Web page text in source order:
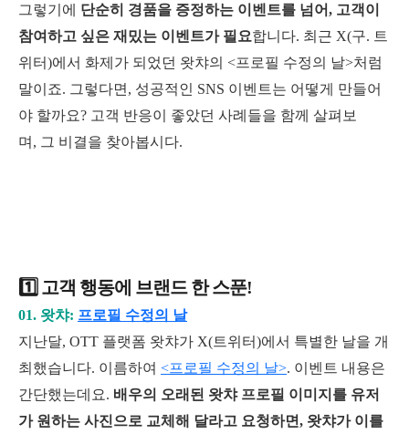
그렇기에 단순히 경품을 증정하는 이벤트를 넘어, 고객이
참여하고 싶은 재밌는 이벤트가 필요합니다. 최근 X(구. 트
위터)에서 화제가 되었던 왓챠의 <프로필 수정의 날>처럼
말이죠. 그렇다면, 성공적인 SNS 이벤트는 어떻게 만들어
야 할까요? 고객 반응이 좋았던 사례들을 함께 살펴보
며, 그 비결을 찾아봅시다.
1️⃣ 고객 행동에 브랜드 한 스푼!
01. 왓챠: 프로필 수정의 날
지난달, OTT 플랫폼 왓챠가 X(트위터)에서 특별한 날을 개
최했습니다. 이름하여 <프로필 수정의 날>. 이벤트 내용은
간단했는데요. 배우의 오래된 왓챠 프로필 이미지를 유저
가 원하는 사진으로 교체해 달라고 요청하면, 왓챠가 이를